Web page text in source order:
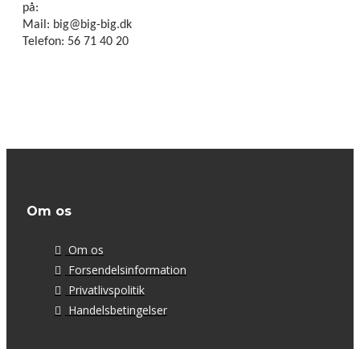
på:
Mail: big@big-big.dk
Telefon: 56 71 40 20
Om os
Om os
Forsendelsinformation
Privatlivspolitik
Handelsbetingelser